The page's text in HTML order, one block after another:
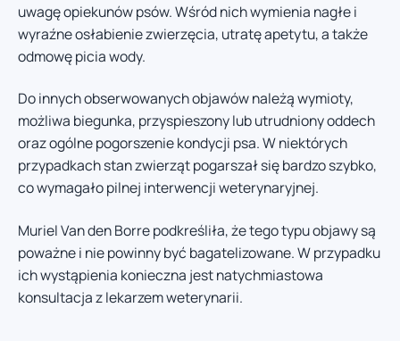
uwagę opiekunów psów. Wśród nich wymienia nagłe i
wyraźne osłabienie zwierzęcia, utratę apetytu, a także
odmowę picia wody.
Do innych obserwowanych objawów należą wymioty,
możliwa biegunka, przyspieszony lub utrudniony oddech
oraz ogólne pogorszenie kondycji psa. W niektórych
przypadkach stan zwierząt pogarszał się bardzo szybko,
co wymagało pilnej interwencji weterynaryjnej.
Muriel Van den Borre podkreśliła, że tego typu objawy są
poważne i nie powinny być bagatelizowane. W przypadku
ich wystąpienia konieczna jest natychmiastowa
konsultacja z lekarzem weterynarii.